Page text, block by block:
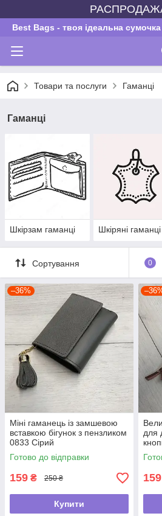
Best Bags - твоя ідеальна сумочка
Товари та послуги Гаманці
Гаманці
Шкірзам гаманці Шкіряні гаманці
Сортування 0
–36%
Міні гаманець із замшевою
вставкою бігунок з пензликом
0833 Сірий
Готово до відправки
159 ₴ 250 ₴
Купити
для
159